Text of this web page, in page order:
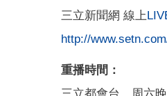
三立新聞網 線上
http://
重播時間：